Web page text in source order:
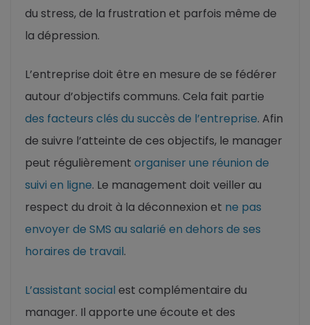
du stress, de la frustration et parfois même de
la dépression.
L’entreprise doit être en mesure de se fédérer
autour d’objectifs communs. Cela fait partie
des facteurs clés du succès de l’entreprise. Afin
de suivre l’atteinte de ces objectifs, le manager
peut régulièrement organiser une réunion de
suivi en ligne. Le management doit veiller au
respect du droit à la déconnexion et ne pas
envoyer de SMS au salarié en dehors de ses
horaires de travail.
L’assistant social est complémentaire du
manager. Il apporte une écoute et des